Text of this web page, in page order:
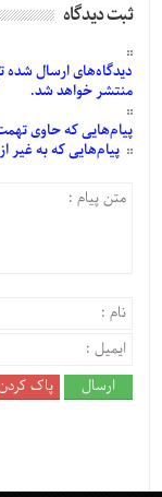
ثبت دیدگاه
دیدگاه‌هایارسالشده
منتشر خواهد شد.
پیام‌هاییکه حاوی
پیام‌هاییکه به غیر